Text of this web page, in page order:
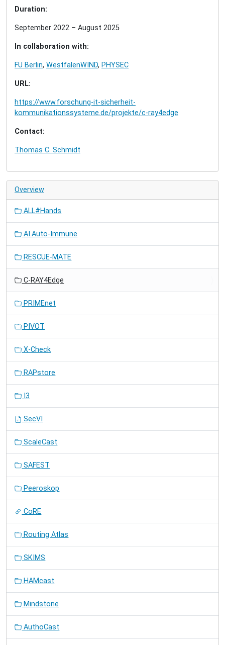
Duration:
September 2022 – August 2025
In collaboration with:
FU Berlin, WestfalenWIND, PHYSEC
URL:
https://www.forschung-it-sicherheit-
kommunikationssysteme.de/projekte/c-ray4edge
Contact:
Thomas C. Schmidt
Overview
ALL#Hands
AI.Auto-Immune
RESCUE-MATE
C-RAY4Edge
PRIMEnet
PIVOT
X-Check
RAPstore
I3
SecVI
ScaleCast
SAFEST
Peeroskop
CoRE
Routing Atlas
SKIMS
HAMcast
Mindstone
AuthoCast